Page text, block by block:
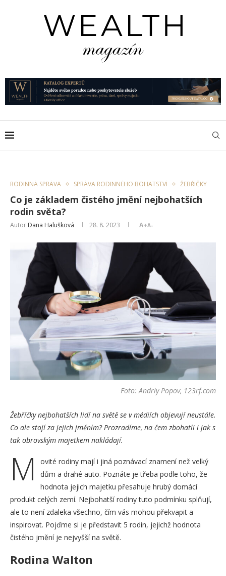
RODINNÁ SPRÁVA SPRÁVA RODINNÉHO BOHATSTVÍ ŽEBŘÍČKY
Co je základem čistého jmění nejbohatších
rodin světa?
Autor Dana Halušková 28. 8. 2023 A+A-
Foto: Andriy Popov, 123rf.com
Žebříčky nejbohatších lidí na světě se v médiích objevují neustále.
Co ale stojí za jejich jměním? Prozradíme, na čem zbohatli i jak s
tak obrovským majetkem nakládají.
M
ovité rodiny mají i jiná poznávací znamení než velký
dům a drahé auto. Poznáte je třeba podle toho, že
hodnota jejich majetku přesahuje hrubý domácí
produkt celých zemí. Nejbohatší rodiny tuto podmínku splňují,
ale to není zdaleka všechno, čím vás mohou překvapit a
inspirovat. Pojďme si je představit 5 rodin, jejichž hodnota
čistého jmění je nejvyšší na světě.
Rodina Walton